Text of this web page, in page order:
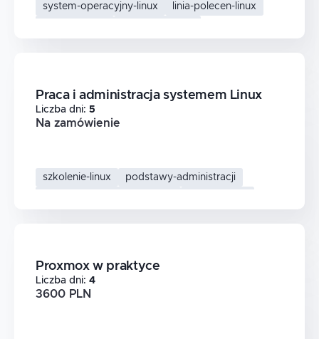
system-operacyjny-linux
linia-polecen-linux
Praca i administracja systemem Linux
Liczba dni: 5
Na zamówienie
szkolenie-linux
podstawy-administracji
Proxmox w praktyce
Liczba dni: 4
3600 PLN